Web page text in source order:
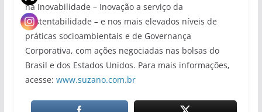
na Inovabilidade – Inovação a serviço da
Sustentabilidade – e nos mais elevados níveis de
práticas socioambientais e de Governança
Corporativa, com ações negociadas nas bolsas do
Brasil e dos Estados Unidos. Para mais informações,
acesse: www.suzano.com.br